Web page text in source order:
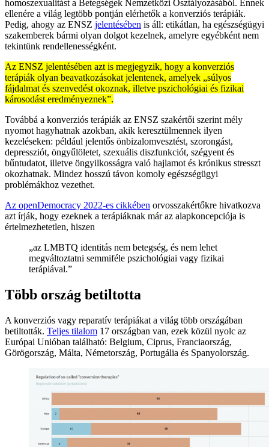
homoszexualitást a Betegségek Nemzetközi Osztályozásából. Ennek
ellenére a világ legtöbb pontján elérhetők a konverziós terápiák.
Pedig, ahogy az ENSZ jelentésében is áll: etikátlan, ha egészségügyi
szakemberek bármi olyan dolgot kezelnek, amelyre egyébként nem
tekintünk rendellenességként.
Az ENSZ jelentésében azt is megjegyzik, hogy a konverziós
terápiák olyan beavatkozásokat jelentenek, amelyek „súlyos
fájdalmat és szenvedést okoznak, illetve pszichológiai és fizikai
károsodást eredményeznek”.
Továbbá a konverziós terápiák az ENSZ szakértői szerint mély
nyomot hagyhatnak azokban, akik keresztülmennek ilyen
kezeléseken: például jelentős önbizalomvesztést, szorongást,
depressziót, öngyűlöletet, szexuális diszfunkciót, szégyent és
bűntudatot, illetve öngyilkosságra való hajlamot és krónikus stresszt
okozhatnak. Mindez hosszú távon komoly egészségügyi
problémákhoz vezethet.
Az openDemocracy 2022-es cikkében orvosszakértőkre hivatkozva
azt írják, hogy ezeknek a terápiáknak már az alapkoncepciója is
értelmezhetetlen, hiszen
„az LMBTQ identitás nem betegség, és nem lehet
megváltoztatni semmiféle pszichológiai vagy fizikai
terápiával.”
Több ország betiltotta
A konverziós vagy reparatív terápiákat a világ több országában
betiltották. Teljes tilalom 17 országban van, ezek közül nyolc az
Európai Unióban található: Belgium, Ciprus, Franciaország,
Görögország, Málta, Németország, Portugália és Spanyolország.